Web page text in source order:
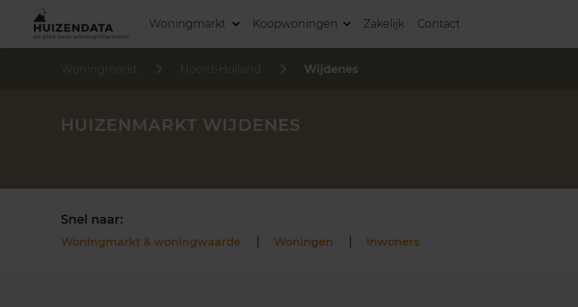
Woningmarkt Koopwoningen Zakelijk Contact
Woningmarkt Noord-Holland Wijdenes
HUIZENMARKT WIJDENES
Snel naar:
Woningmarkt & woningwaarde Woningen Inwoners